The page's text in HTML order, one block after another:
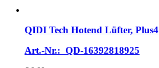
QIDI Tech Hotend Lüfter, Plus4
Art.-Nr.: QD-16392818925